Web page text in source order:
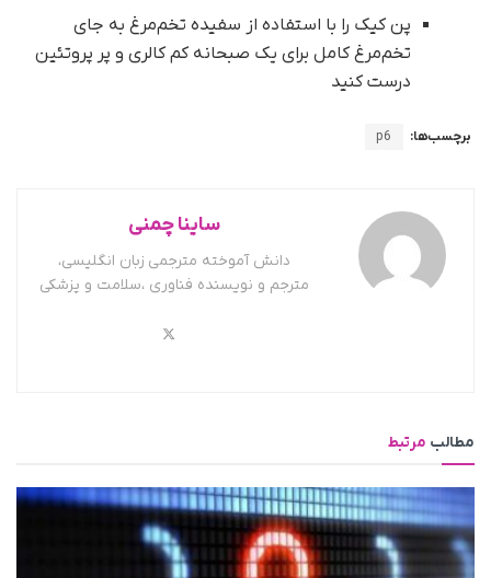
پن کیک را با استفاده از سفیده تخم‌مرغ به جای
تخم‌مرغ کامل برای یک صبحانه کم کالری و پر پروتئین
درست کنید
برچسب‌ها: p6
ساینا چمنی
دانش آموخته مترجمی زبان انگلیسی،
مترجم و نویسنده فناوری ،سلامت و پزشکی
مطالب مرتبط